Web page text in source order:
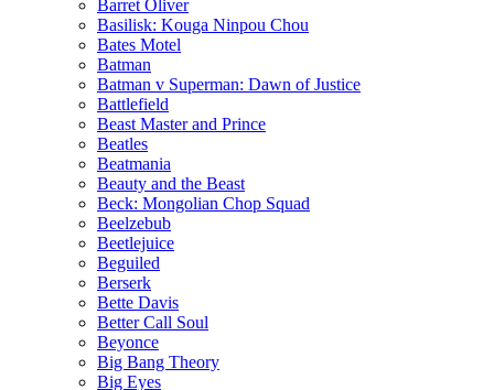
Barret Oliver
Basilisk: Kouga Ninpou Chou
Bates Motel
Batman
Batman v Superman: Dawn of Justice
Battlefield
Beast Master and Prince
Beatles
Beatmania
Beauty and the Beast
Beck: Mongolian Chop Squad
Beelzebub
Beetlejuice
Beguiled
Berserk
Bette Davis
Better Call Soul
Beyonce
Big Bang Theory
Big Eyes